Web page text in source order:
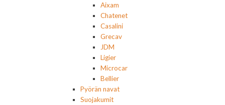
Aixam
Chatenet
Casalini
Grecav
JDM
Ligier
Microcar
Bellier
Pyörän navat
Suojakumit